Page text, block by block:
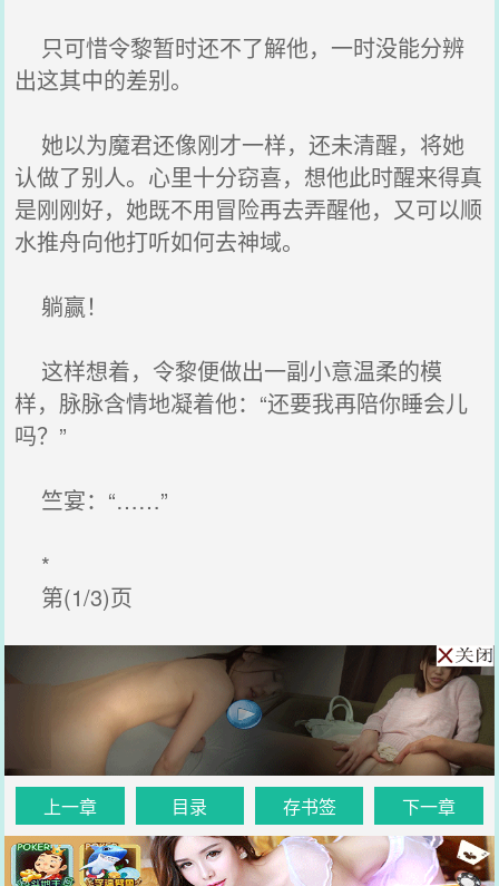
只可惜令黎暂时还不了解他，一时没能分辨
出这其中的差别。
她以为魔君还像刚才一样，还未清醒，将她
认做了别人。心里十分窃喜，想他此时醒来得真
是刚刚好，她既不用冒险再去弄醒他，又可以顺
水推舟向他打听如何去神域。
躺赢！
这样想着，令黎便做出一副小意温柔的模
样，脉脉含情地凝着他：“还要我再陪你睡会儿
吗？”
竺宴：“……”
*
第(1/3)页
上一章 目录 存书签 下一章